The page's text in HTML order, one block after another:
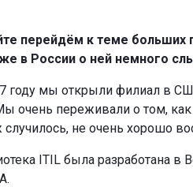
перейдём к теме больших
в России о ней немного
году мы открыли филиал в
очень переживали о том, как
не очень хорошо
ITIL была разработана